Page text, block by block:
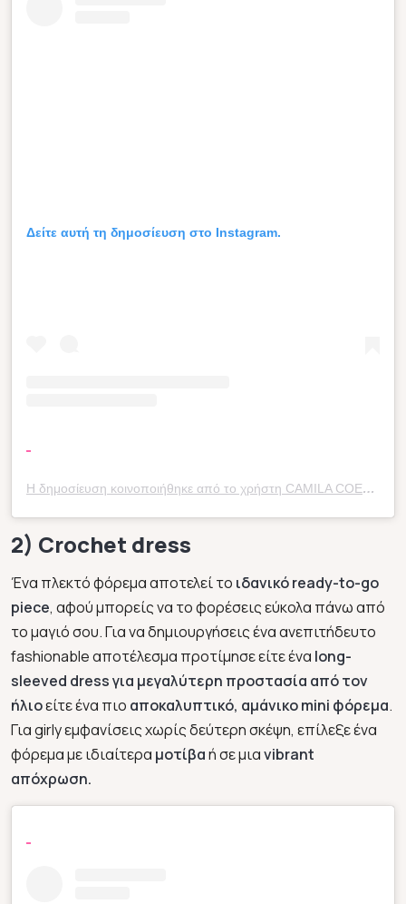
Δείτε αυτή τη δημοσίευση στο Instagram.
Η δημοσίευση κοινοποιήθηκε από το χρήστη CAMILA COELHO (@camilacoelho)
2) Crochet dress
Ένα πλεκτό φόρεμα αποτελεί το ιδανικό ready-to-go
piece, αφού μπορείς να το φορέσεις εύκολα πάνω από
το μαγιό σου. Για να δημιουργήσεις ένα ανεπιτήδευτο
fashionable αποτέλεσμα προτίμησε είτε ένα long-
sleeved dress για μεγαλύτερη προστασία από τον
ήλιοείτε ένα πιο αποκαλυπτικό, αμάνικο mini φόρεμα.
Για girly εμφανίσεις χωρίς δεύτερη σκέψη, επίλεξε ένα
φόρεμα με ιδιαίτερα μοτίβαή σε μιαvibrant
απόχρωση.